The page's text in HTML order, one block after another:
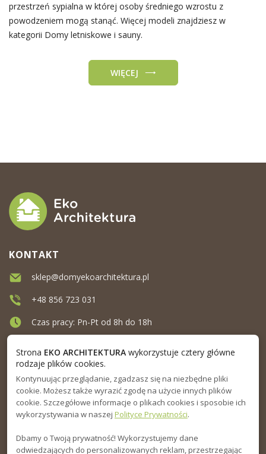
przestrzeń sypialna w której osoby średniego wzrostu z
powodzeniem mogą stanąć. Więcej modeli znajdziesz w
kategorii Domy letniskowe i sauny.
WIĘCEJ
MENU
INFORMACJA
PORADNIK
KONTAKT
sklep@domyekoarchitektura.pl
+48 856 723 031
Czas pracy: Pn-Pt od 8h do 18h
Strona EKO ARCHITEKTURAwykorzystuje cztery główne
rodzaje plików cookies.
Kontynuując przeglądanie, zgadzasz się na niezbędne pliki
cookie. Możesz także wyrazić zgodę na użycie innych plików
cookie. Szczegółowe informacje o plikach cookies i sposobie ich
wykorzystywania w naszej Polityce Prywatności.
Dbamy o Twoją prywatność! Wykorzystujemy dane
odwiedzających do personalizowanych reklam, przestrzegając